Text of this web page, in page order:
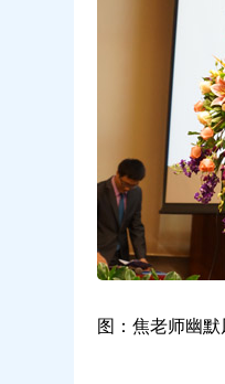
图：焦老师幽